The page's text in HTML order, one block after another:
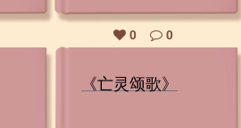
0 0
《亡灵颂歌》